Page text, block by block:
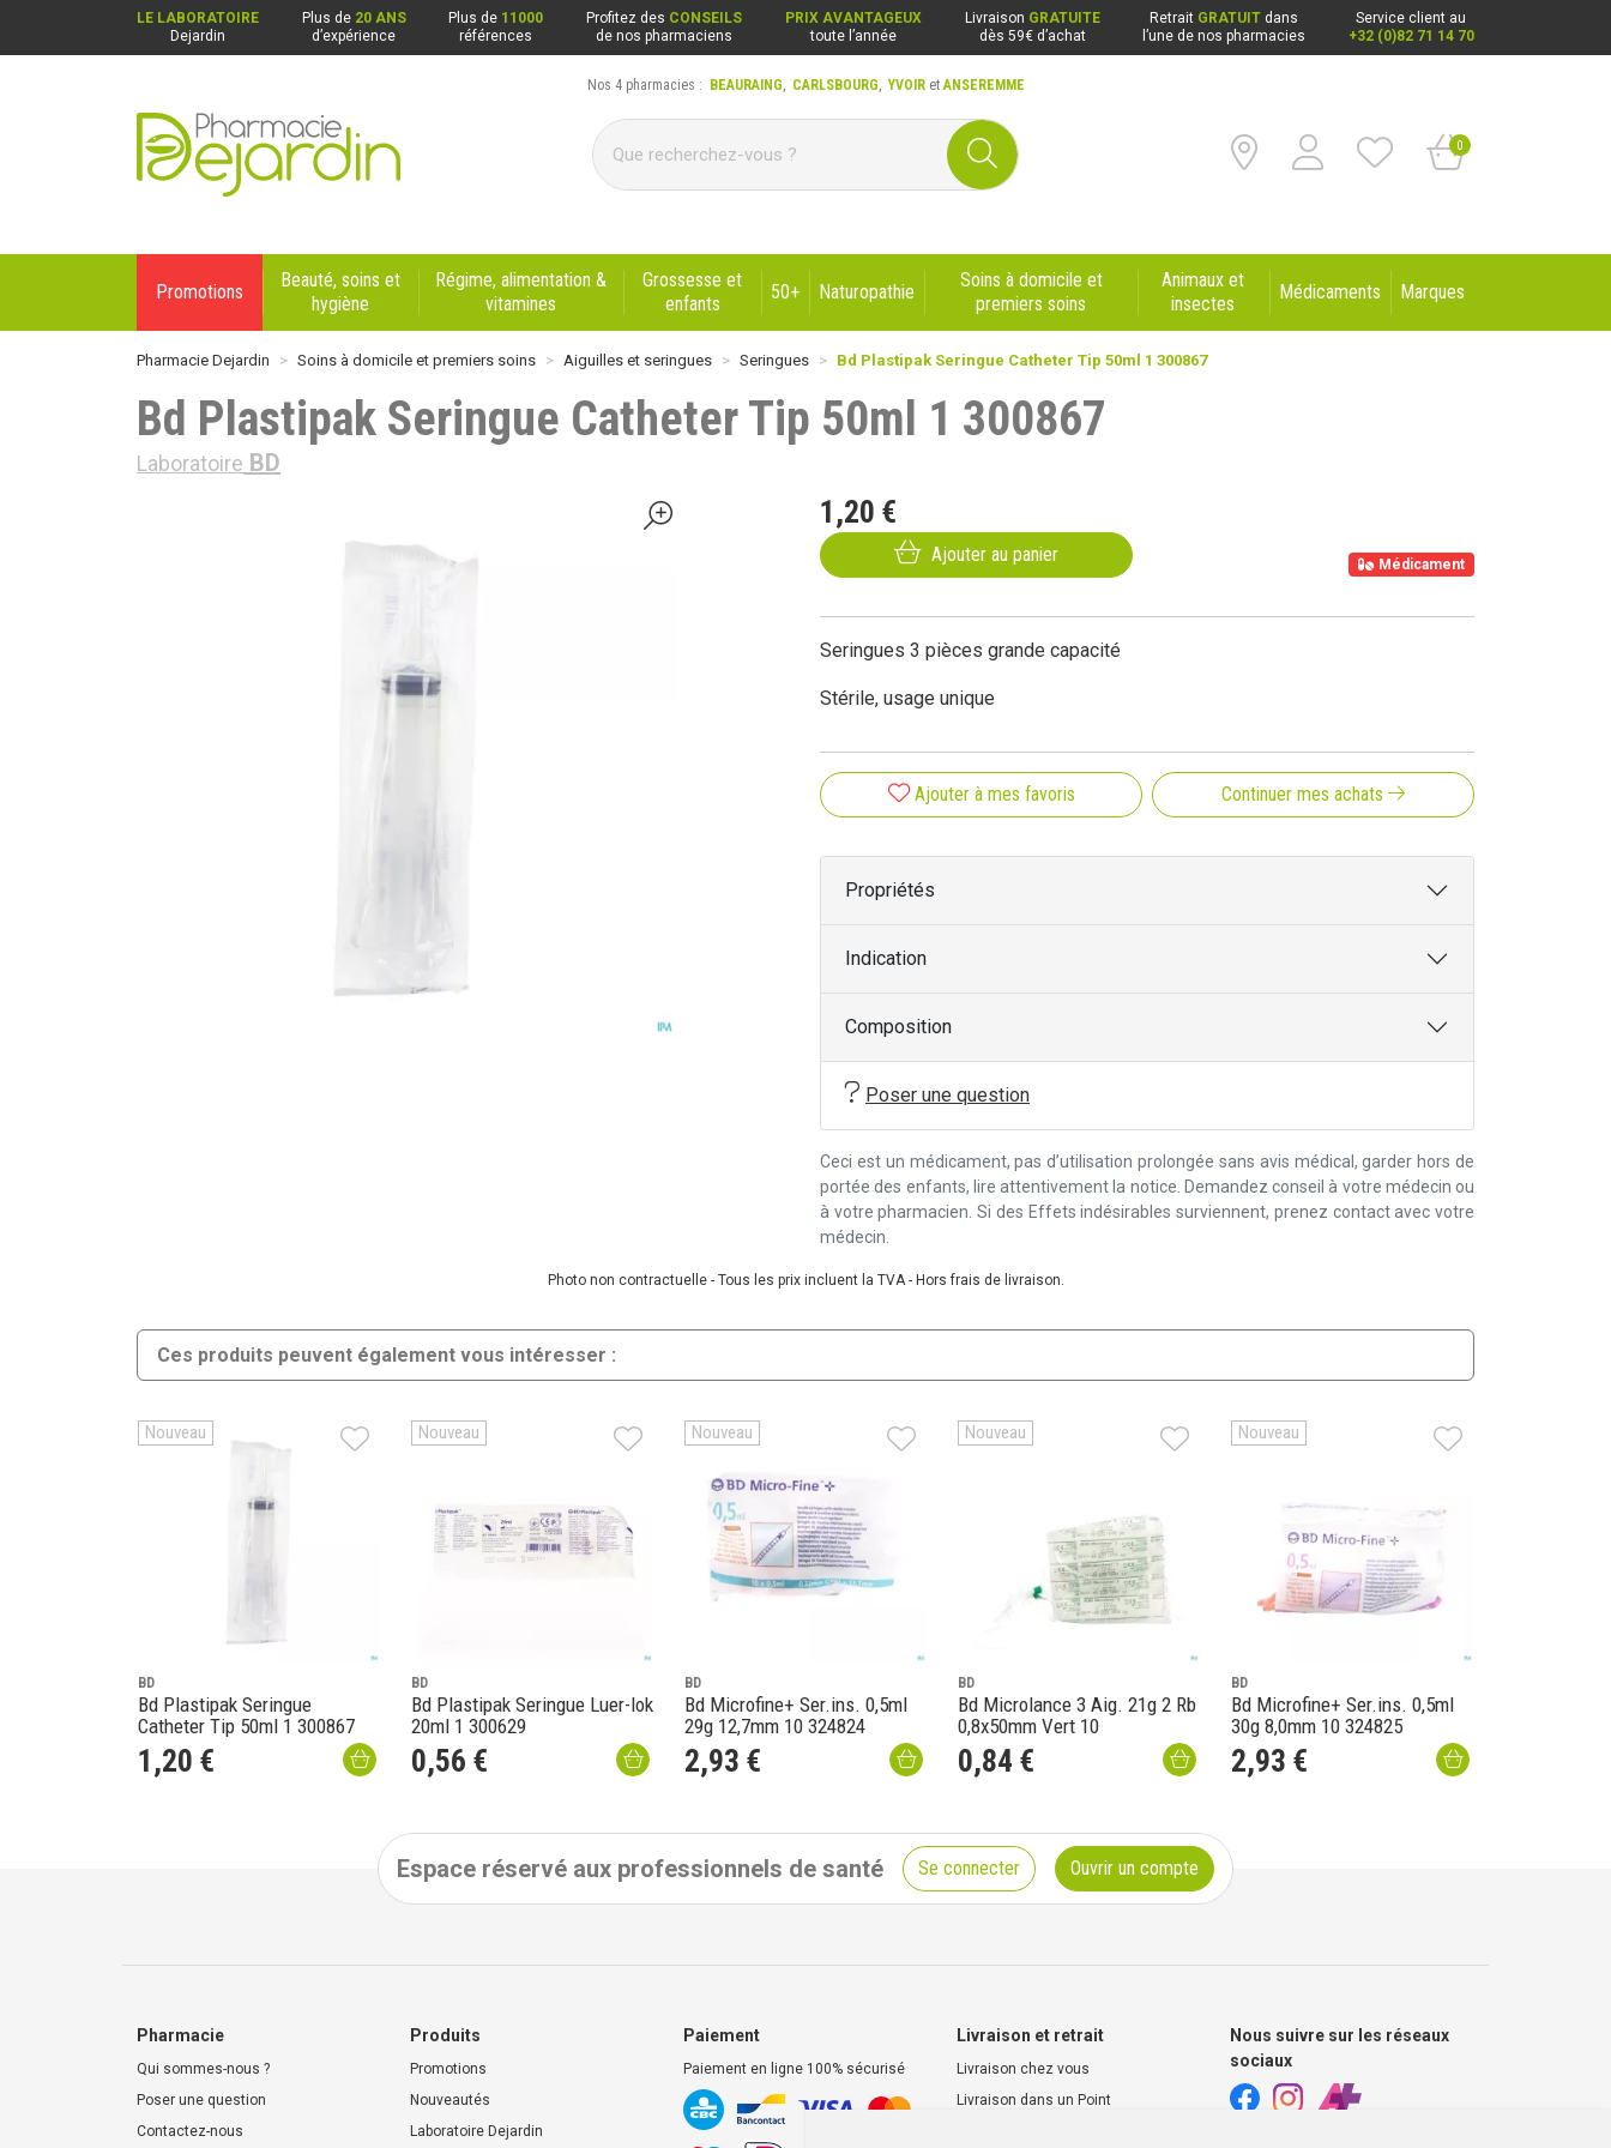
LE LABORATOIRE
Dejardin
Plus de 20 ANS
d’expérience
Plus de 11000
références
Profitez des CONSEILS
de nos pharmaciens
PRIX AVANTAGEUX
toute l’année
Livraison GRATUITE
dès 59€ d’achat
Retrait GRATUIT dans
l’une de nos pharmacies
Service client au
+32 (0)82 71 14 70
Pharmacie Dejardin Nos 4 pharmacies : Beauraing, Carlsbourg, Yvoir, Anseremme
0
Nos 4 pharmacies : BEAURAING, CARLSBOURG,YVOIRetANSEREMME
Promotions
Beauté, soins et
hygiène
Régime, alimentation &
vitamines
Grossesse et
enfants
50+ Naturopathie
Soins à domicile et
premiers soins
Animaux et
insectes
Médicaments Marques
Pharmacie Dejardin Soins à domicile et premiers soins Aiguilles et seringues Seringues Bd Plastipak Seringue Catheter Tip 50ml 1 300867
Bd Plastipak Seringue Catheter Tip 50ml 1 300867
Laboratoire BD
1 ,20 €
Ajouter au panier Médicament
Seringues 3 pièces grande capacité
Stérile, usage unique
Ajouter à mes favoris Continuer mes achats
Propriétés
Indication
Composition
Poser une question
Ceci est un médicament, pas d’utilisation prolongée sans avis médical, garder hors de
portée des enfants, lire attentivement la notice. Demandez conseil à votre médecin ou
à votre pharmacien. Si des Effets indésirables surviennent, prenez contact avec votre
médecin.
Photo non contractuelle - Tous les prix incluent la TVA - Hors frais de livraison.
Ces produits peuvent également vous intéresser :
Nouveau
BD
Bd Plastipak Seringue
Catheter Tip 50ml 1 300867
1 ,20 €
Nouveau
BD
Bd Plastipak Seringue Luer-lok
20ml 1 300629
0,56 €
Nouveau
BD
Bd Microfine+ Ser.ins. 0,5ml
29g 12,7mm 10 324824
2,93 €
Nouveau
BD
Bd Microlance 3 Aig. 21g 2 Rb
0,8x50mm Vert 10
0,84 €
Nouveau
BD
Bd Microfine+ Ser.ins. 0,5ml
30g 8,0mm 10 324825
2,93 €
Espace réservé aux professionnels de santé Se connecter Ouvrir un compte
Pharmacie
Qui sommes-nous ?
Poser une question
Contactez-nous
Produits
Promotions
Nouveautés
Laboratoire Dejardin
Paiement
Paiement en ligne 100% sécurisé
Livraison et retrait
Livraison chez vous
Livraison dans un Point
Nous suivre sur les réseaux
sociaux